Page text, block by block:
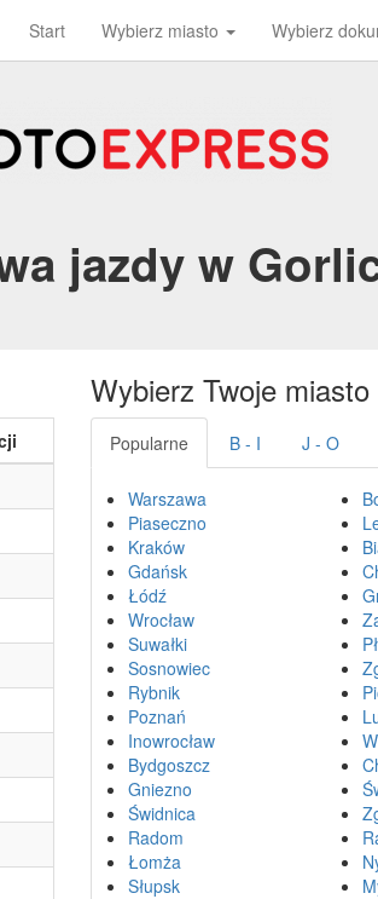
Start Wybierz miasto Wybierz
jazdy w
Wybierz Twoje miasto
Popularne B - I J - O
Warszawa
Piaseczno
Kraków
Gdańsk
Łódź
Wrocław
Suwałki
Sosnowiec
Rybnik
Poznań
Inowrocław
Bydgoszcz
Gniezno
Świdnica
Radom
Łomża
Słupsk